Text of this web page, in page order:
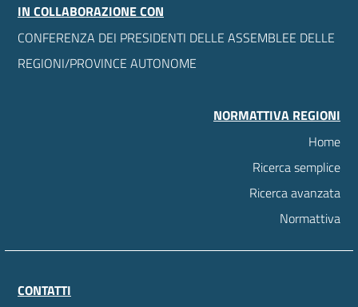
IN COLLABORAZIONE CON
CONFERENZA DEI PRESIDENTI DELLE ASSEMBLEE DELLE
REGIONI/PROVINCE AUTONOME
NORMATTIVA REGIONI
Home
Ricerca semplice
Ricerca avanzata
Normattiva
CONTATTI